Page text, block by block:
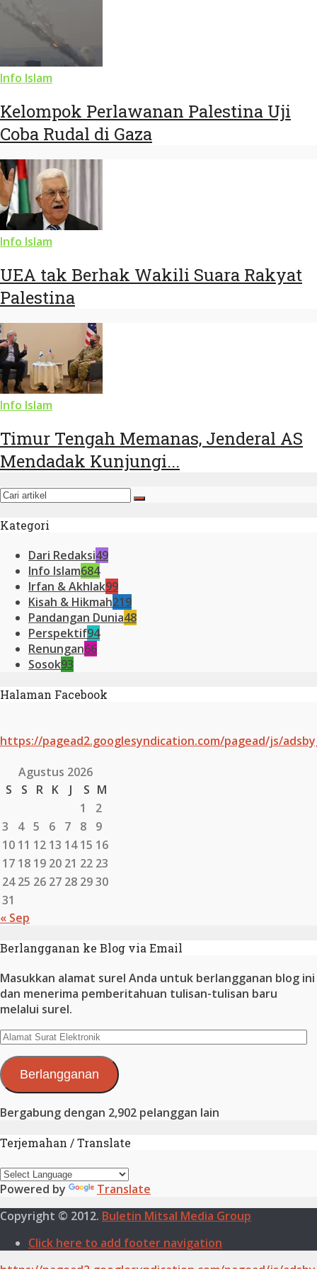
Info Islam
Kelompok Perlawanan Palestina Uji
Coba Rudal di Gaza
Info Islam
UEA tak Berhak Wakili Suara Rakyat
Palestina
Info Islam
Timur Tengah Memanas, Jenderal AS
Mendadak Kunjungi...
Kategori
Dari Redaksi49
Info Islam684
Irfan & Akhlak99
Kisah & Hikmah219
Pandangan Dunia48
Perspektif94
Renungan66
Sosok93
Halaman Facebook
https://pagead2.googlesyndication.com/pagead/js/
Agustus 2026
S
S R K J S M
1
2
3
4 5 6 7 8
9
10 11 12 13 14 15 16
17 18 19 20 21 22 23
24 25 26 27 28 2930
31
« Sep
Berlangganan ke Blog via Email
Masukkan alamat surel Anda untuk berlangganan blog ini
dan menerima pemberitahuan tulisan-tulisan baru
melalui surel.
Alamat
Elektronik
Berlangganan
Bergabung dengan 2,902 pelanggan lain
Terjemahan / Translate
Powered by
Translate
Copyright © 2012. Buletin Mitsal Media Group
Click here to add footer navigation